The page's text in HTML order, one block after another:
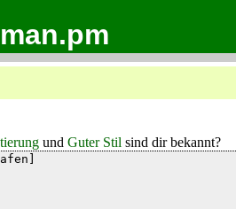
und Guter Stil sind dir bekannt?